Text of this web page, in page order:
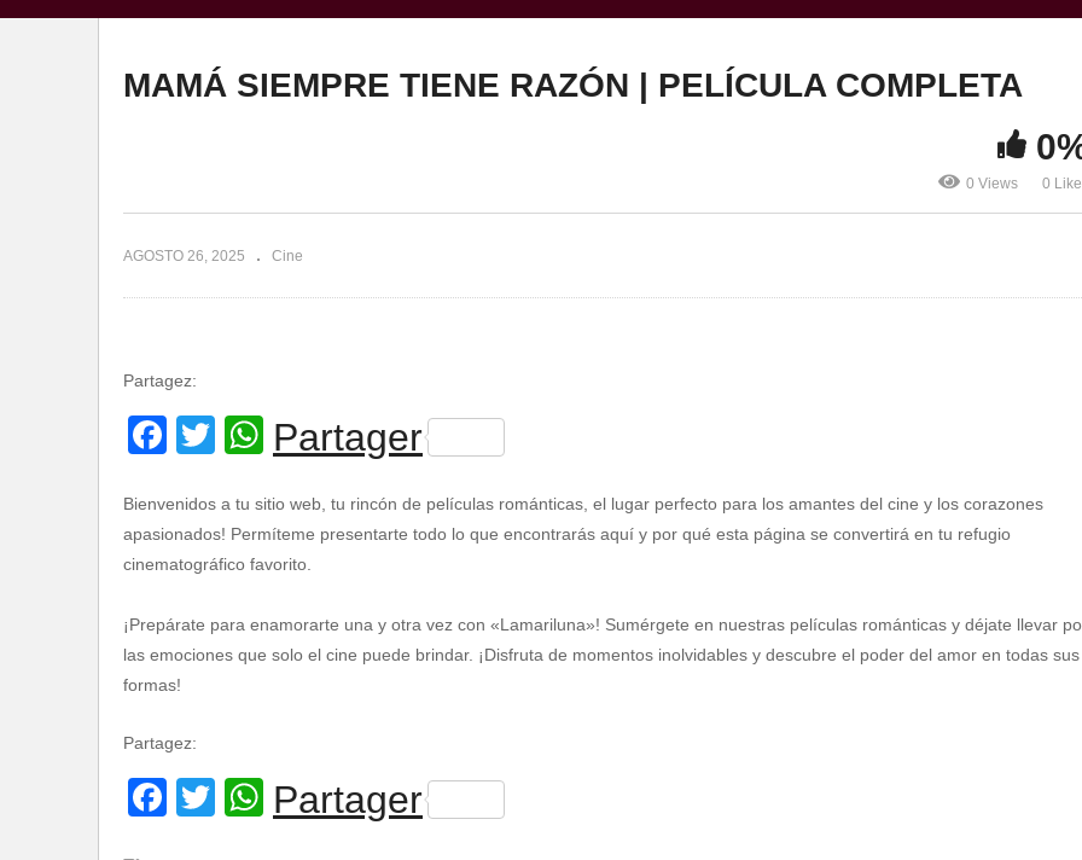
MAMÁ SIEMPRE TIENE RAZÓN | PELÍCULA COMPLETA
0 Views 0
AGOSTO 26, 2025 Cine
Partagez:
Facebook
Twitter
WhatsApp
Partager
Bienvenidos a tu sitio web, tu rincón de películas románticas, el lugar perfecto para los amantes del cine y los corazones
apasionados! Permíteme presentarte todo lo que encontrarás aquí y por qué esta página se convertirá en tu refugio
cinematográfico favorito.
¡Prepárate para enamorarte una y otra vez con «Lamariluna»! Sumérgete en nuestras películas románticas y déjate llevar
las emociones que solo el cine puede brindar. ¡Disfruta de momentos inolvidables y descubre el poder del amor en todas sus
formas!
Partagez:
Facebook
Twitter
WhatsApp
Partager